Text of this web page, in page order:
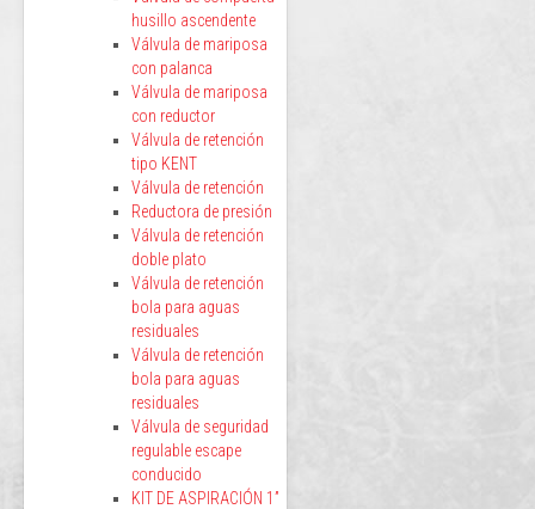
husillo ascendente
Válvula de mariposa
con palanca
Válvula de mariposa
con reductor
Válvula de retención
tipo KENT
Válvula de retención
Reductora de presión
Válvula de retención
doble plato
Válvula de retención
bola para aguas
residuales
Válvula de retención
bola para aguas
residuales
Válvula de seguridad
regulable escape
conducido
KIT DE ASPIRACIÓN 1”